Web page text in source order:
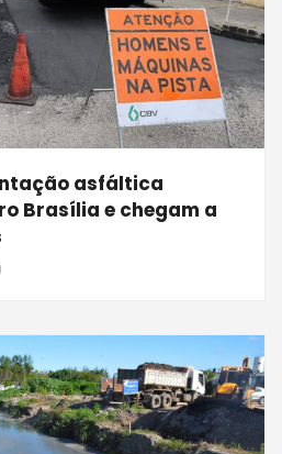
asfáltica
Brasília e chegam a